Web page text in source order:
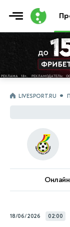
LIVESPORT.RU
Онлайн
18/06/2026 02:00